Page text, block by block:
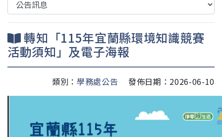
轉知「115年宜蘭縣環境知識競賽
活動須知」及電子海報
類別： 學務處公告 發佈日期：2026-06-10